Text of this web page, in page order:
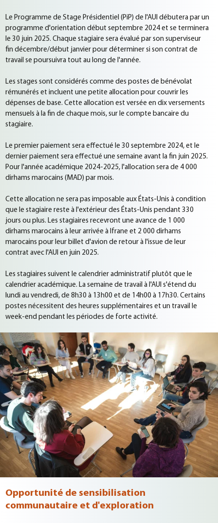
Le Programme de Stage Présidentiel (PiP) de l'AUI débutera par un
programme d'orientation début septembre 2024 et se terminera
le 30 juin 2025. Chaque stagiaire sera évalué par son superviseur
fin décembre/début janvier pour déterminer si son contrat de
travail se poursuivra tout au long de l'année.
Les stages sont considérés comme des postes de bénévolat
rémunérés et incluent une petite allocation pour couvrir les
dépenses de base. Cette allocation est versée en dix versements
mensuels à la fin de chaque mois, sur le compte bancaire du
stagiaire.
Le premier paiement sera effectué le 30 septembre 2024, et le
dernier paiement sera effectué une semaine avant la fin juin 2025.
Pour l'année académique 2024-2025, l'allocation sera de 4 000
dirhams marocains (MAD) par mois.
Cette allocation ne sera pas imposable aux États-Unis à condition
que le stagiaire reste à l'extérieur des États-Unis pendant 330
jours ou plus. Les stagiaires recevront une avance de 1 000
dirhams marocains à leur arrivée à Ifrane et 2 000 dirhams
marocains pour leur billet d'avion de retour à l'issue de leur
contrat avec l'AUI en juin 2025.
Les stagiaires suivent le calendrier administratif plutôt que le
calendrier académique. La semaine de travail à l'AUI s'étend du
lundi au vendredi, de 8h30 à 13h00 et de 14h00 à 17h30. Certains
postes nécessitent des heures supplémentaires et un travail le
week-end pendant les périodes de forte activité.
Opportunité de sensibilisation
communautaire et d'exploration